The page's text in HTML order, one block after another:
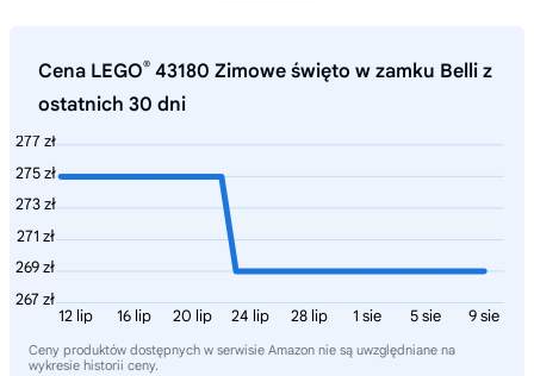
Cena LEGO® 43180 Zimowe święto w zamku Belli z
ostatnich 30 dni
277 zł
275 zł
273 zł
271 zł
269 zł
267 zł
9 sie
5 sie
1 sie
28 lip
24 lip
20 lip
16 lip
12 lip
Ceny produktów dostępnych w serwisie Amazon nie są uwzględniane na
wykresie historii ceny.